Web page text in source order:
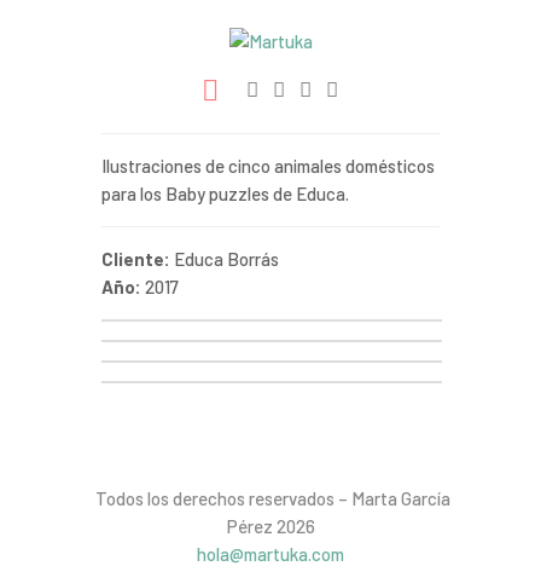
Libros
Contacto
Ilustraciones de cinco animales domésticos
para los Baby puzzles de Educa.
Cliente: Educa Borrás
Año: 2017
Todos los derechos reservados – Marta García
Pérez 2026
hola@martuka.com